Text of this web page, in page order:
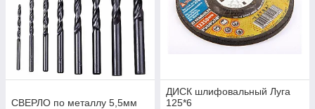
СВЕРЛО по металлу 5,5мм
ДИСК шлифовальный Луга
125*6